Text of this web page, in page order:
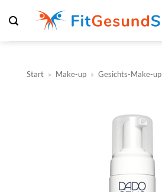
Inhalt
springen
Start » Make-up » Gesichts-Make-up